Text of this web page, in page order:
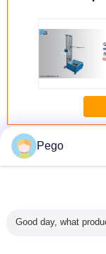
LebihAlat uji
Uji
Peralatan Uji
Pego
Good day, what